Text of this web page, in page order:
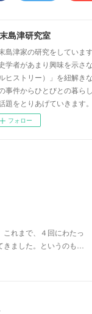
島津研究室
島津家の研究をしていま
学者があまり興味を示さ
ヒストリー）」を紐解き
事件からひとびとの暮ら
題をとりあげていきます。
フォロー
れまで、４回にわたっ
ました。というのも…